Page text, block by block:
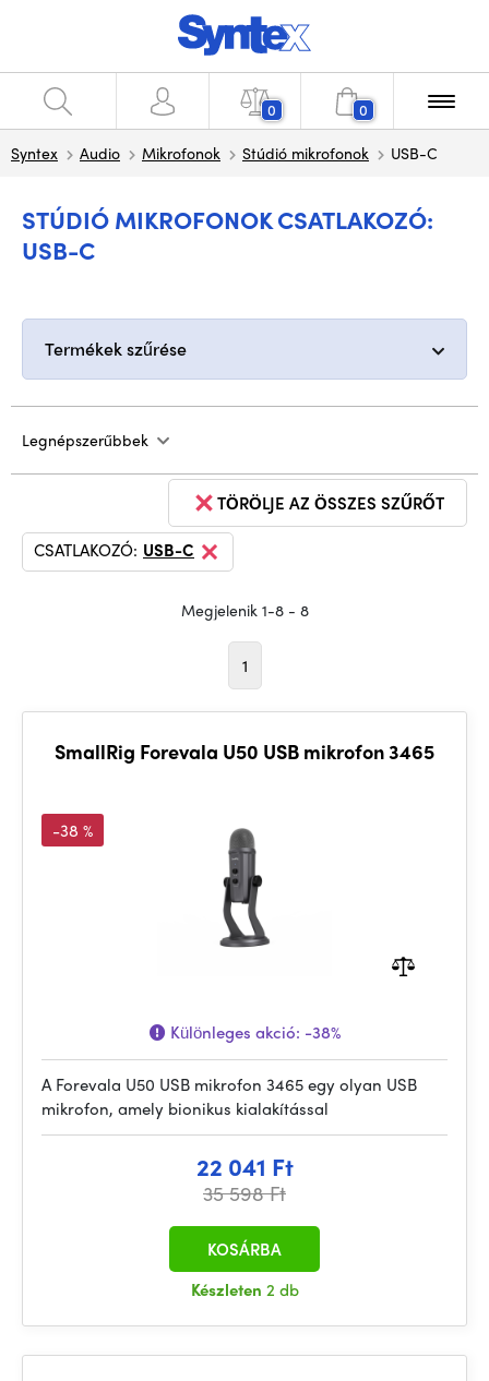
0 0
Syntex Audio Mikrofonok Stúdió mikrofonok USB-C
STÚDIÓ MIKROFONOK CSATLAKOZÓ:
USB-C
Termékek szűrése
Legnépszerűbbek
TÖRÖLJE AZ ÖSSZES SZŰRŐT
CSATLAKOZÓ: USB-C
Megjelenik 1-8 - 8
1
SmallRig Forevala U50 USB mikrofon 3465
-38 %
Különleges akció: -38%
A Forevala U50 USB mikrofon 3465 egy olyan USB
mikrofon, amely bionikus kialakítással
22 041 Ft
35 598 Ft
Készleten 2 db
KOSÁRBA